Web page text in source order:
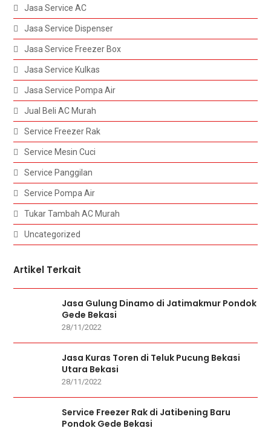
Jasa Service AC
Jasa Service Dispenser
Jasa Service Freezer Box
Jasa Service Kulkas
Jasa Service Pompa Air
Jual Beli AC Murah
Service Freezer Rak
Service Mesin Cuci
Service Panggilan
Service Pompa Air
Tukar Tambah AC Murah
Uncategorized
Artikel Terkait
Jasa Gulung Dinamo di Jatimakmur Pondok
Gede Bekasi
28/11/2022
Jasa Kuras Toren di Teluk Pucung Bekasi
Utara Bekasi
28/11/2022
Service Freezer Rak di Jatibening Baru
Pondok Gede Bekasi